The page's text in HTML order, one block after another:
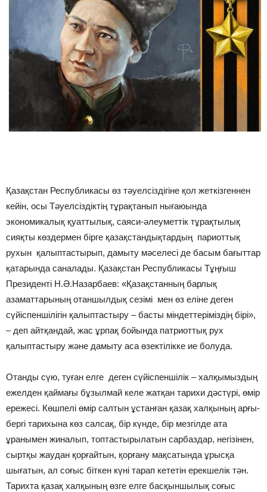
Қазақстан Республикасы өз тәуелсіздігіне қол жеткізгеннен
кейін, осы Тәуелсіздіктің тұрақтанып нығаюында
экономикалық қуаттылық, саяси-әлеуметтік тұрақтылық
сияқты көздермен бірге қазақстандықтардың париоттық
рухын қалыптастырып, дамыту мәселесі де басым бағыттар
қатарында саналады. Қазақстан Республикасы Тұңғыш
Президенті Н.Ә.Назарбаев: «Қазақстанның барлық
азаматтарының отаншылдық сезімі мен өз еліне деген
сүйіспеншілігін қалыптастыру – басты міндеттеріміздің бірі»,
– деп айтқандай, жас ұрпақ бойында патриоттық рух
қалыптастыру және дамыту аса өзектілікке ие болуда.
Отанды сүю, туған елге деген сүйіспеншілік – халқымыздың
ежелден қаймағы бұзылмай келе жатқан тарихи дәстүрі, өмір
ережесі. Көшпелі өмір салтын ұстанған қазақ халқының арғы-
бергі тарихына көз салсақ, бір күнде, бір мезгілде ата
ұранымен жиналып, топтастырылатын сарбаздар, негізінен,
сыртқы жаудан қорғайтын, қорғану мақсатында ұрысқа
шығатын, ал соғыс біткен күні тарап кететін ерекшелік тән.
Тарихта қазақ халқының өзге елге басқыншылық соғыс